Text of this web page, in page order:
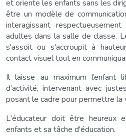
et oriente les enfants sans les
être un modèle de
interagissant
adultes dans la salle de classe.
s'assoit ou s'accroupit à
contact visuel tout en
Il laisse au maximum l’enfant
d’activité, intervenant avec
posant le cadre pour permettre la
L'éducateur doit être heureux
enfants et sa tâche d'éducation.